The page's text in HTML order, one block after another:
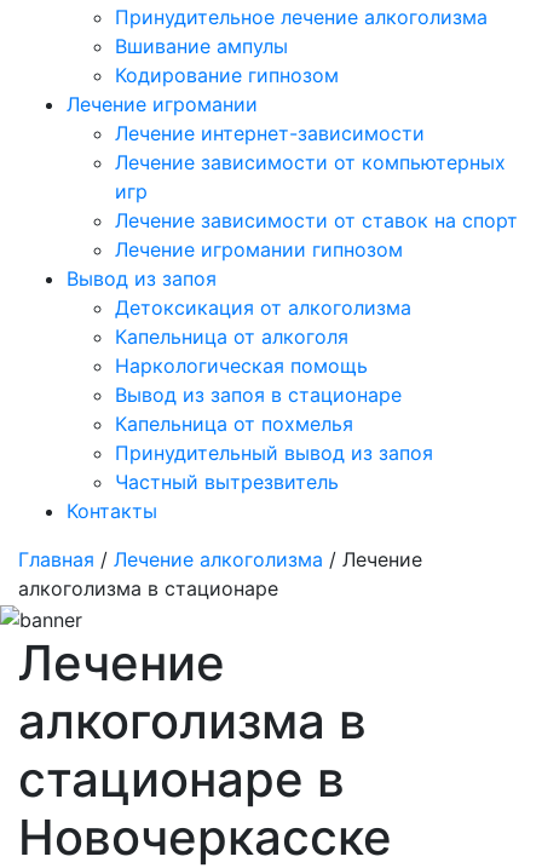
Принудительное лечение алкоголизма
Вшивание ампулы
Кодирование гипнозом
Лечение игромании
Лечение интернет-зависимости
Лечение зависимости от компьютерных
игр
Лечение зависимости от ставок на спорт
Лечение игромании гипнозом
Вывод из запоя
Детоксикация от алкоголизма
Капельница от алкоголя
Наркологическая помощь
Вывод из запоя в стационаре
Капельница от похмелья
Принудительный вывод из запоя
Частный вытрезвитель
Контакты
Главная / Лечение алкоголизма / Лечение
алкоголизма в стационаре
Лечение
алкоголизма в
стационаре в
Новочеркасске